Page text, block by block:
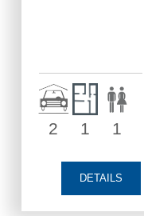
2 1 1
DETAILS